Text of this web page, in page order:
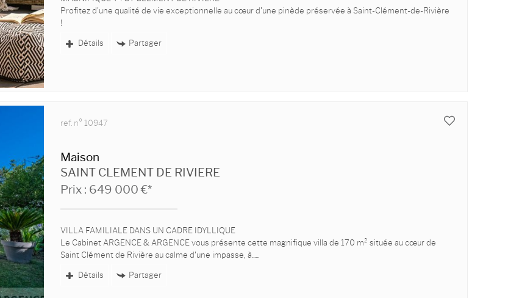
Profitez d'une qualité de vie exceptionnelle au cœur d'une pinède préservée à Saint-Clément-de-Rivière
!
Découvrez ce magnifique appartement T4 de...
Détails Partager
ref. n° 10947
Maison
SAINT CLEMENT DE RIVIERE
Prix : 649 000 €*
VILLA FAMILIALE DANS UN CADRE IDYLLIQUE
Le Cabinet ARGENCE & ARGENCE vous présente cette magnifique villa de 170 m² située au cœur de
Saint Clément de Rivière au calme d'une impasse, à...
Détails Partager